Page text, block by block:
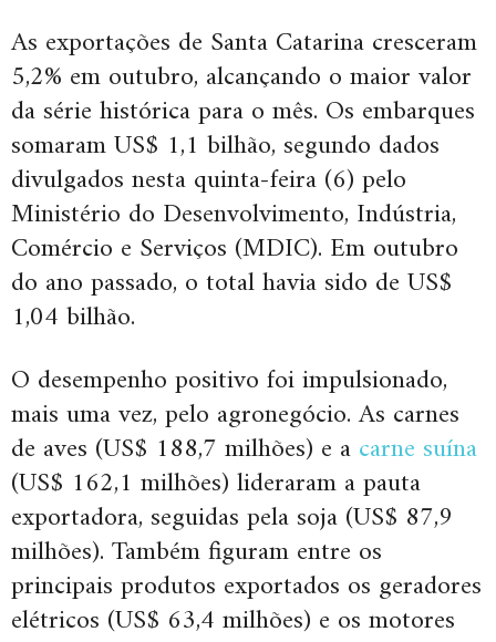
As exportações de Santa Catarina cresceram
5,2% em outubro, alcançando o maior valor
da série histórica para o mês. Os embarques
somaram US$ 1,1 bilhão, segundo dados
divulgados nesta quinta-feira (6) pelo
Ministério do Desenvolvimento, Indústria,
Comércio e Serviços (MDIC). Em outubro
do ano passado, o total havia sido de US$
1,04 bilhão.
O desempenho positivo foi impulsionado,
mais uma vez, pelo agronegócio. As carnes
de aves (US$ 188,7 milhões) e acarne suína
(US$ 162,1 milhões) lideraram a pauta
exportadora, seguidas pela soja (US$ 87,9
milhões). Também figuram entre os
principais produtos exportados os geradores
elétricos (US$ 63,4 milhões) e os motores